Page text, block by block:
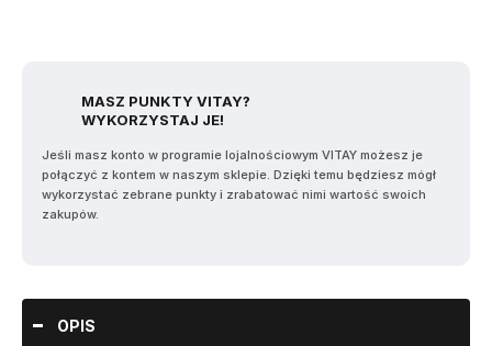
MASZ PUNKTY VITAY?
WYKORZYSTAJ JE!
Jeśli masz konto w programie lojalnościowym VITAY możesz je
połączyć z kontem w naszym sklepie. Dzięki temu będziesz mógł
wykorzystać zebrane punkty i zrabatować nimi wartość swoich
zakupów.
OPIS